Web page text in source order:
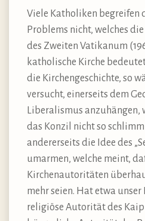
Viele Katholiken begreifen
Problems nicht, welches
des Zweiten Vatikanum
katholische Kirche
die Kirchengeschichte, so
versucht, einerseits dem
Liberalismus anzuhängen,
das Konzil nicht so
andererseits die Idee des
umarmen, welche meint,
Kirchenautoritäten
mehr seien. Hat etwa unser
religiöse Autorität des